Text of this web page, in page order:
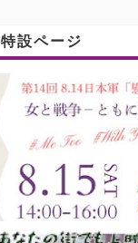
特設ページ